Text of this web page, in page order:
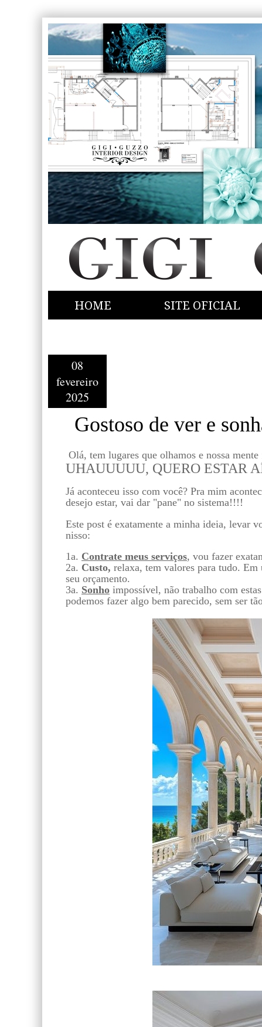
HOME SITE OFICIAL
08
fevereiro
2025
Gostoso de ver e
Olá, tem lugares que olhamos e nossa mente
UHAUUUUU, QUERO ESTAR
Já aconteceu isso com você? Pra mim
desejo estar, vai dar "pane" no sistema!!!!
Este post é exatamente a minha ideia, levar
nisso:
1a. Contrate meus serviços, vou fazer
2a. Custo, relaxa, tem valores para tudo. Em
seu orçamento.
3a. Sonho impossível, não trabalho com
podemos fazer algo bem parecido, sem ser